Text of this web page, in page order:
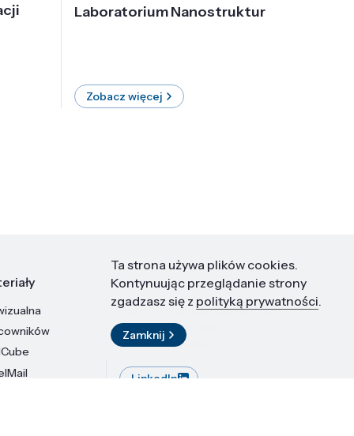
Laboratorium Nanostruktur
Zobacz więcej
Kontakt
Instytut Wysokich Ciśnień PAN
ul. Sokołowska 29/37
01-142 Warszawa
LinkedIn
Ta strona używa plików cookies.
Kontynuując przeglądanie strony
zgadzasz się z polityką prywatności.
Zamknij